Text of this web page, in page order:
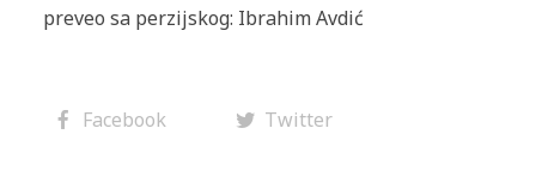
preveo sa perzijskog: Ibrahim Avdić
Facebook Twitter